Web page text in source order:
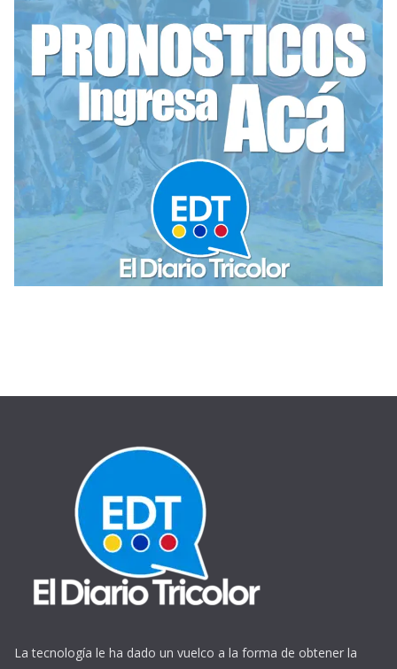
La tecnología le ha dado un vuelco a la forma de obtener la